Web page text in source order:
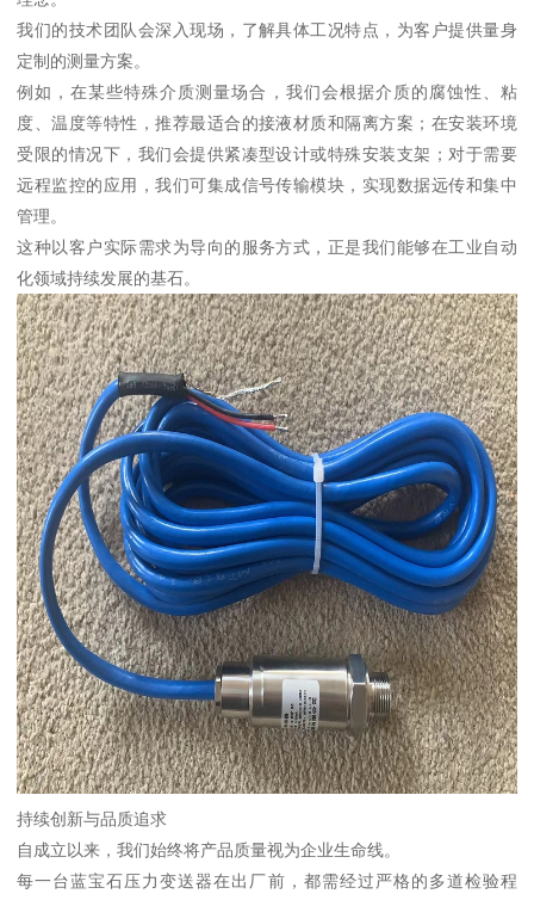
我们的技术团队会深入现场，了解具体工况特点，为客户提供量身
定制的测量方案。
例如，在某些特殊介质测量场合，我们会根据介质的腐蚀性、粘
度、温度等特性，推荐最适合的接液材质和隔离方案；在安装环境
受限的情况下，我们会提供紧凑型设计或特殊安装支架；对于需要
远程监控的应用，我们可集成信号传输模块，实现数据远传和集中
管理。
这种以客户实际需求为导向的服务方式，正是我们能够在工业自动
化领域持续发展的基石。
持续创新与品质追求
自成立以来，我们始终将产品质量视为企业生命线。
每一台蓝宝石压力变送器在出厂前，都需经过严格的多道检验程